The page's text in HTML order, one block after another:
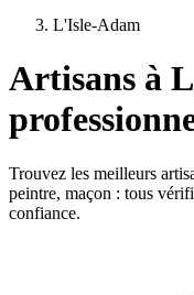
L'Isle-Adam
Artisans à
Trouvez les meilleurs
peintre, maçon : tous
confiance.